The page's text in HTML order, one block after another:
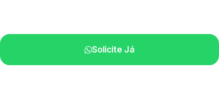
Solicite Já